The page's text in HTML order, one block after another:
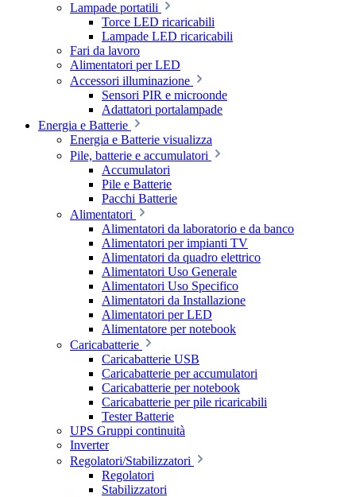
Lampade portatili
Torce LED ricaricabili
Lampade LED ricaricabili
Fari da lavoro
Alimentatori per LED
Accessori illuminazione
Sensori PIR e microonde
Adattatori portalampade
Energia e Batterie
Energia e Batterie visualizza
Pile, batterie e accumulatori
Accumulatori
Pile e Batterie
Pacchi Batterie
Alimentatori
Alimentatori da laboratorio e da banco
Alimentatori per impianti TV
Alimentatori da quadro elettrico
Alimentatori Uso Generale
Alimentatori Uso Specifico
Alimentatori da Installazione
Alimentatori per LED
Alimentatore per notebook
Caricabatterie
Caricabatterie USB
Caricabatterie per accumulatori
Caricabatterie per notebook
Caricabatterie per pile ricaricabili
Tester Batterie
UPS Gruppi continuità
Inverter
Regolatori/Stabilizzatori
Regolatori
Stabilizzatori